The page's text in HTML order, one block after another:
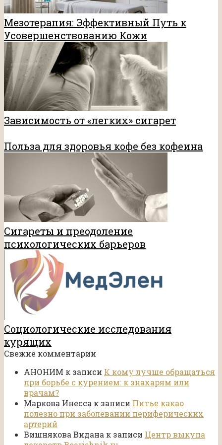
Мезотерапия: Эффективный Путь к
Усовершенствованию Кожи
Зависимость от «легких» сигарет
Польза для здоровья кофе без кофеина
Сигареты и преодоление
психологических барьеров
Социологические исследования
курящих
Свежие комментарии
АНОНИМ к записи К кому лучше обращаться
при борьбе с курением: к знахарям или
врачам?
Маркова Инесса к записи Питье какао
полезно при заболевании периферических
артерий
Вишнякова Видана к записи Центр выкупа